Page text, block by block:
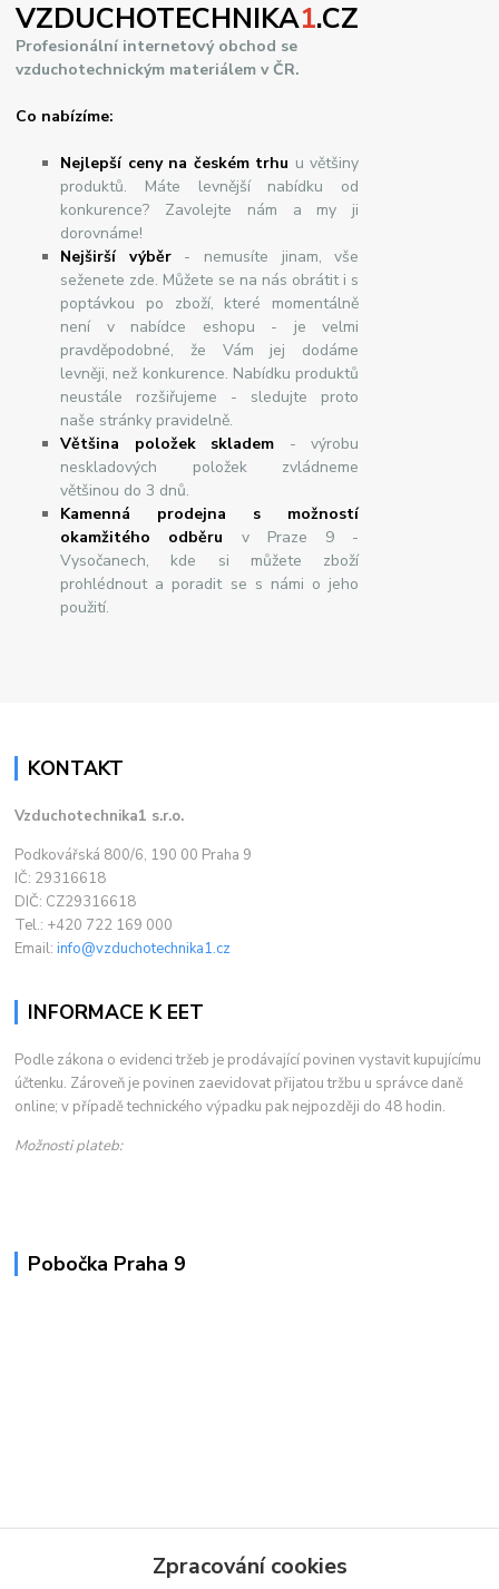
VZDUCHOTECHNIKA1.CZ
Profesionální internetový obchod se
vzduchotechnickým materiálem v ČR.
Co nabízíme:
Nejlepší ceny na českém trhu u většiny
produktů. Máte levnější nabídku od
konkurence? Zavolejte nám a my ji
dorovnáme!
Nejširšívýběr- nemusíte jinam, vše
seženete zde. Můžete se na nás obrátit i s
poptávkou po zboží, které momentálně
není v nabídce eshopu - je velmi
pravděpodobné, že Vám jej dodáme
levněji, než konkurence. Nabídku produktů
neustále rozšiřujeme - sledujte proto
naše stránky pravidelně.
Většina položek skladem - výrobu
neskladových položek zvládneme
většinou do 3 dnů.
Kamenná prodejna s možností
okamžitého odběru v Praze 9 -
Vysočanech, kde si můžete zboží
prohlédnout a poradit se s námi o jeho
použití.
KONTAKT
Vzduchotechnika1 s.r.o.
Podkovářská 800/6, 190 00 Praha 9
IČ: 29316618
DIČ: CZ29316618
Tel.: +420 722 169 000
Email:info@vzduchotechnika1.cz
INFORMACE K EET
Podle zákona o evidenci tržeb je prodávající povinen vystavit kupujícímu
účtenku. Zároveň je povinen zaevidovat přijatou tržbu u správce daně
online; v případě technického výpadku pak nejpozději do 48 hodin.
Možnosti plateb:
Pobočka Praha 9
Zpracování cookies